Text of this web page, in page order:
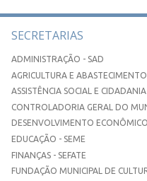
SECRETARIAS
ADMINISTRAÇÃO - SAD
AGRICULTURA E
ASSISTÊNCIA SOCIAL E
CONTROLADORIA GERAL DO
DESENVOLVIMENTO
EDUCAÇÃO - SEME
FINANÇAS - SEFATE
FUNDAÇÃO MUNICIPAL DE